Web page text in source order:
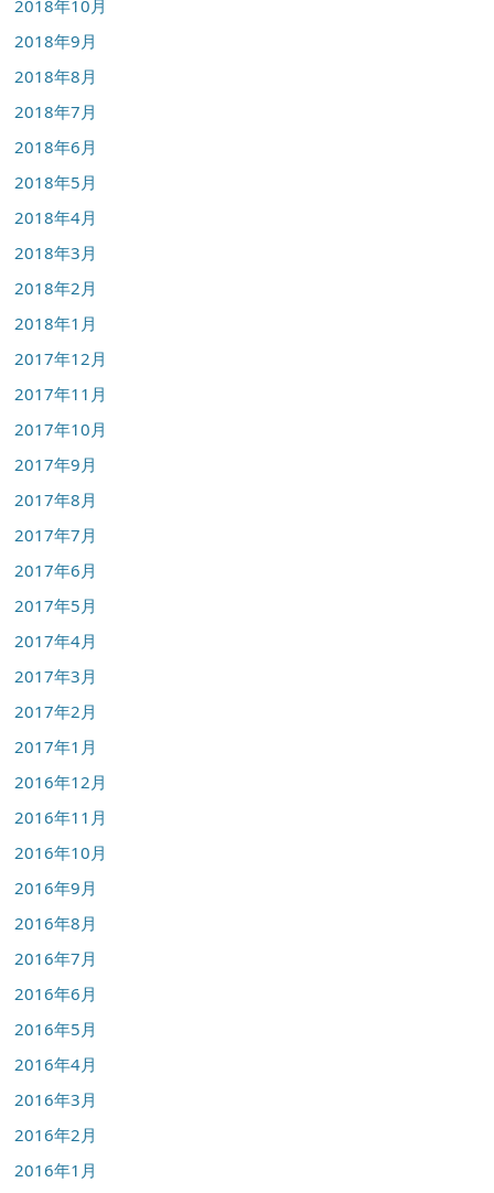
2018年10月
2018年9月
2018年8月
2018年7月
2018年6月
2018年5月
2018年4月
2018年3月
2018年2月
2018年1月
2017年12月
2017年11月
2017年10月
2017年9月
2017年8月
2017年7月
2017年6月
2017年5月
2017年4月
2017年3月
2017年2月
2017年1月
2016年12月
2016年11月
2016年10月
2016年9月
2016年8月
2016年7月
2016年6月
2016年5月
2016年4月
2016年3月
2016年2月
2016年1月